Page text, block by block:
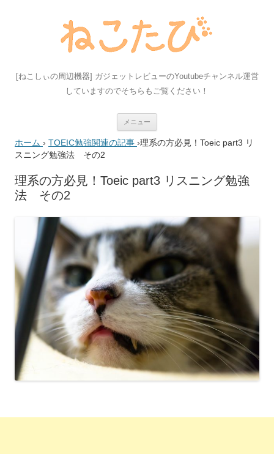
[ねこしぃの周辺機器] ガジェットレビューのYoutubeチャンネル運営
していますのでそちらもご覧ください！
メニュー
ン
キ
ッ
ホーム › TOEIC勉強関連の記事 ›理系の方必見！Toeic part3 リ
スニング勉強法 その2
理系の方必見！Toeic part3 リスニング勉強
法 その2